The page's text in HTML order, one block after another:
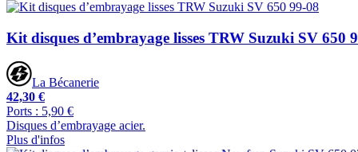
Kit disques d’embrayage lisses TRW Suzuki SV 650
La Bécanerie
42,30 €
Ports : 5,90 €
Disques d’embrayage acier.
Plus d'infos